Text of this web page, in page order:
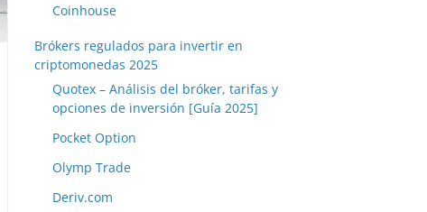
Coinhouse
Brókers regulados para invertir en
criptomonedas 2025
Quotex – Análisis del bróker, tarifas y
opciones de inversión [Guía 2025]
Pocket Option
Olymp Trade
Deriv.com